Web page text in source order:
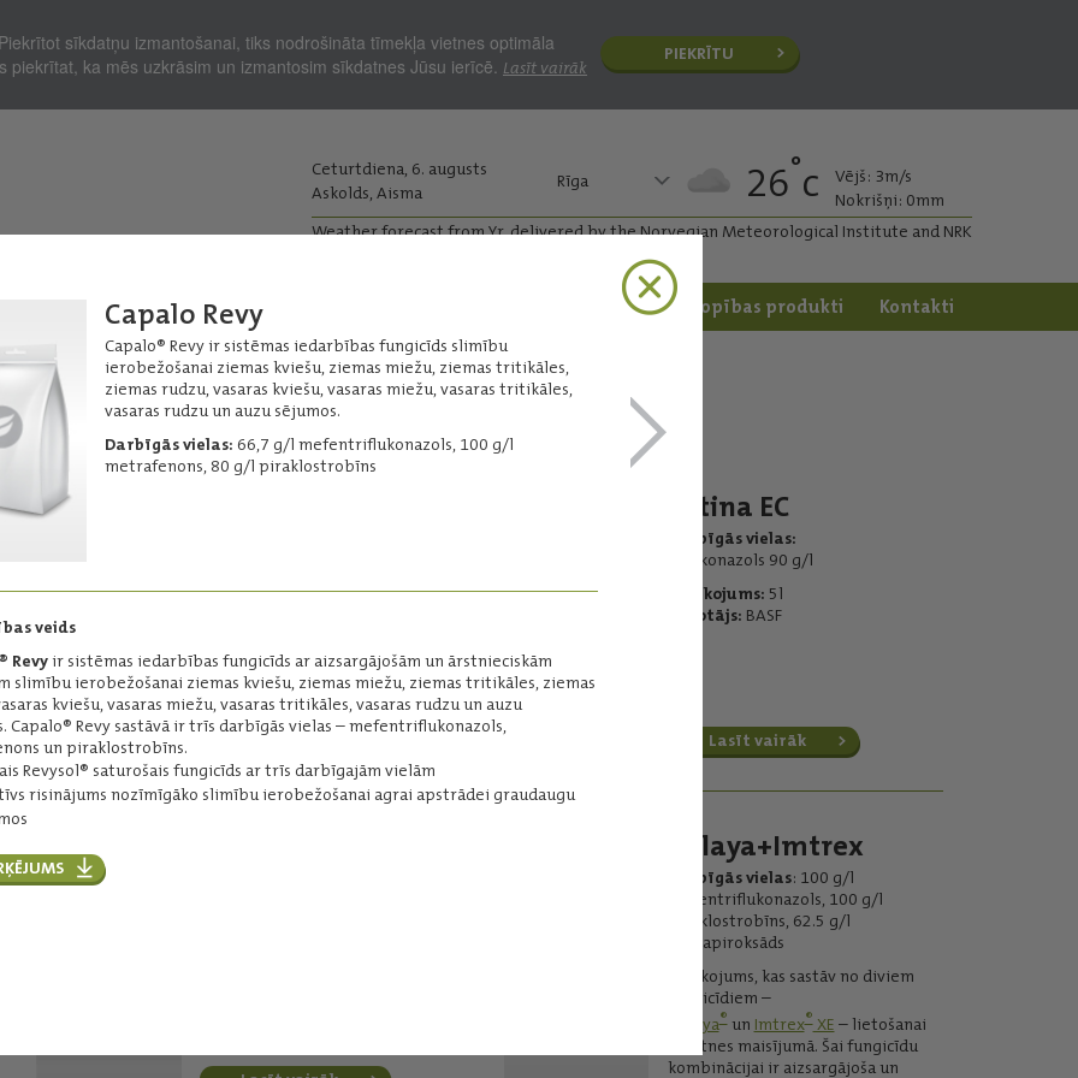
sīkdatņu izmantošanai, tiks nodrošināta tīmekļa vietnes optimāla
piekrītat, ka mēs uzkrāsim un izmantosim sīkdatnes Jūsu ierīcē. Lasīt vairāk
PIEKRĪTU
Ceturtdiena, 6. augusts
Askolds, Aisma
Rīga 26°c
Vējš: 3m/s
Nokrišņi: 0mm
Weather forecast from Yr, delivered by the Norvegian Meteorological Institute and NRK
Lopkopjiem Ražas iepirkums Dārzkopības produkti Kontakti
- Fungicīdi Graudaugu
Capalo Revy
Capalo® Revy ir sistēmas iedarbības fungicīds slimību
ierobežošanai ziemas kviešu, ziemas miežu, ziemas tritikāles,
ziemas rudzu, vasaras kviešu, vasaras miežu, vasaras tritikāles,
vasaras rudzu un auzu sējumos.
Darbīgās vielas: 66,7 g/l mefentriflukonazols, 100 g/l
metrafenons, 80 g/l piraklostrobīns
veids
Revy ir sistēmas iedarbības fungicīds ar aizsargājošām un ārstnieciskām
slimību ierobežošanai ziemas kviešu, ziemas miežu, ziemas tritikāles, ziemas
kviešu, vasaras miežu, vasaras tritikāles, vasaras rudzu un auzu
Capalo® Revy sastāvā ir trīs darbīgās vielas – mefentriflukonazols,
un piraklostrobīns.
Revysol® saturošais fungicīds ar trīs darbīgajām vielām
risinājums nozīmīgāko slimību ierobežošanai agrai apstrādei graudaugu
Darbīgās vielas:
Ražotājs:Syngenta
Lasīt vairāk
Artina EC
Darbīgās vielas:
metkonazols 90 g/l
Iepakojums: 5l
Ražotājs: BASF
Lasīt vairāk
Balaya+Imtrex
Darbīgās vielas: 100 g/l
mefentriflukonazols, 100 g/l
piraklostrobīns, 62.5 g/l
fluksapiroksāds
Iepakojums, kas sastāv no diviem
fungicīdiem –
Balaya®un Imtrex®XE – lietošanai
tvertnes maisījumā. Šai fungicīdu
kombinācijai ir aizsargājoša un